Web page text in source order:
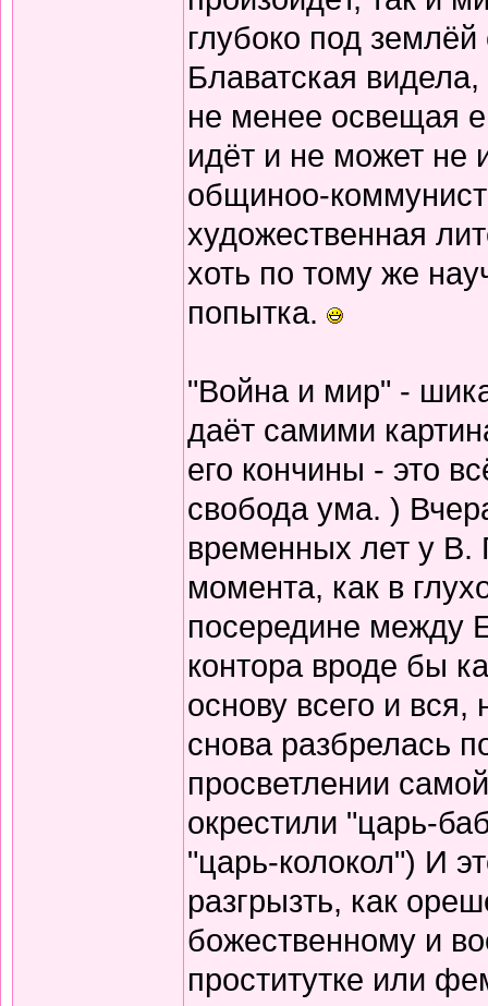
глубоко под
Блаватская
не менее освещая
идёт и не может не
общиноо-
художественная
хоть по тому же
попытка.
"Война и мир" -
даёт самими
его кончины - это
свобода ума. )
временных лет у
момента, как в
посередине между
контора вроде бы
основу всего и
снова разбрелась
просветлении
окрестили "царь-
"царь-колокол") И
разгрызть, как
божественному и
проститутке или